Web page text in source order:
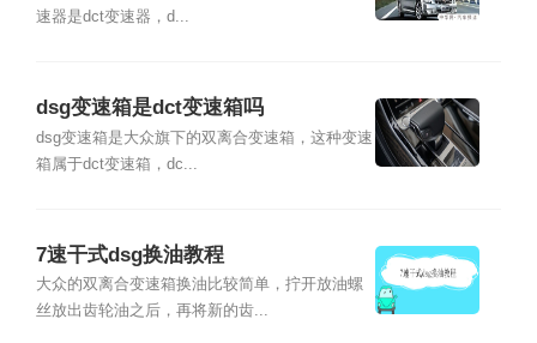
速器是dct变速器，d...
dsg变速箱是dct变速箱吗
dsg变速箱是大众旗下的双离合变速箱，这种变速
箱属于dct变速箱，dc...
7速干式dsg换油教程
大众的双离合变速箱换油比较简单，拧开放油螺
丝放出齿轮油之后，再将新的齿...